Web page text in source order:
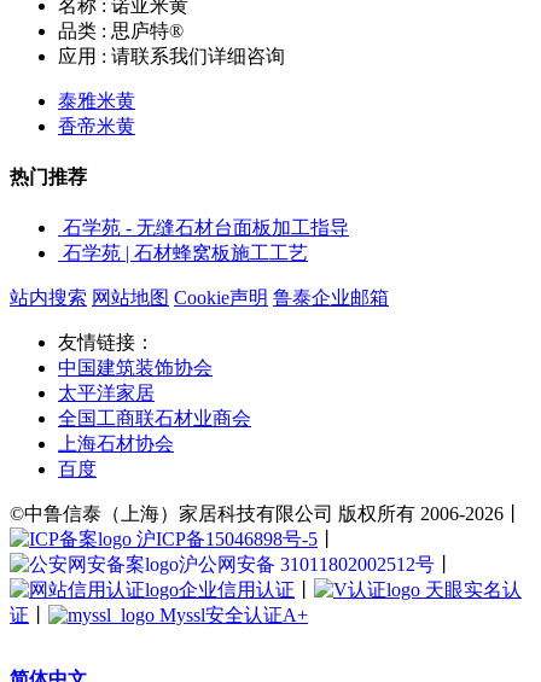
名称 : 诺亚米黄
品类 : 思庐特®
应用 : 请联系我们详细咨询
泰雅米黄
香帝米黄
热门推荐
石学苑 - 无缝石材台面板加工指导
石学苑 | 石材蜂窝板施工工艺
站内搜索 网站地图 Cookie声明 鲁泰企业邮箱
友情链接：
中国建筑装饰协会
太平洋家居
全国工商联石材业商会
上海石材协会
百度
©中鲁信泰（上海）家居科技有限公司 版权所有 2006-2026丨
沪ICP备15046898号-5
沪公网安备 31011802002512号
企业信用认证
天眼实名认
证
Myssl安全认证A+